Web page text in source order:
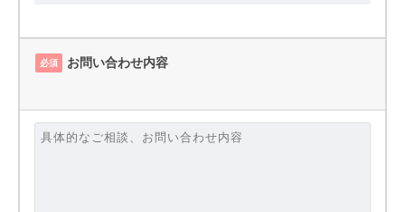
必須 お問い合わせ内容